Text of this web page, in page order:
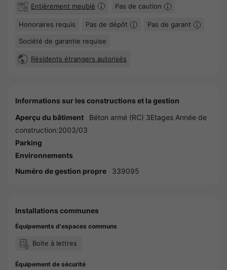
Entièrement meublé Pas de caution
Honoraires requis Pas de dépôt Pas de garant
Société de garantie requise
Résidents étrangers autorisés
Informations sur les constructions et la gestion
Aperçu du bâtiment
Béton armé (RC) 3Etages Année de
construction:2003/03
Parking
Environnements
Numéro de gestion propre
339095
Installations communes
Équipements d'espaces communs
Boite à lettres
Équipement de sécurité